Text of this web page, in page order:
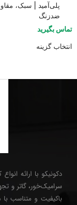
پلی‌آمید | سبک،
ضدزنگ
تماس بگیرید
انتخاب گزینه
دکونیکو با ارائه
سرامیک‌خور، گاتر و
باکیفیت و متناسب